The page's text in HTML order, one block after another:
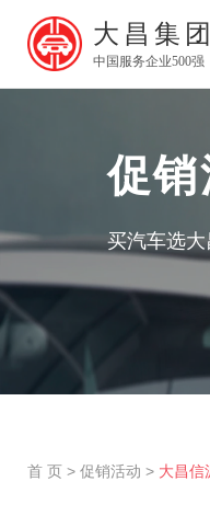
大昌集团
中国服务企业500强
促销
买汽车选
首 页> 促销活动 > 大昌信